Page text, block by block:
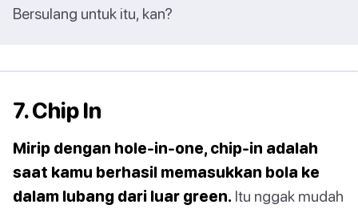
Bersulang untuk itu, kan?
7. Chip In
Mirip dengan hole-in-one, chip-in adalah
saat kamu berhasil memasukkan bola ke
dalam lubang dari luar green. Itu nggak mudah